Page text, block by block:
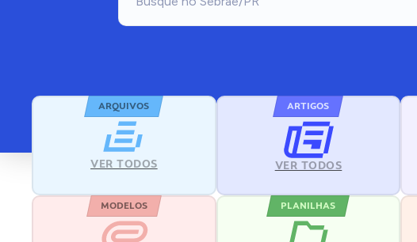
ARQUIVOS
VER TODOS
ARTIGOS
VER TODOS
MODELOS PLANILHAS